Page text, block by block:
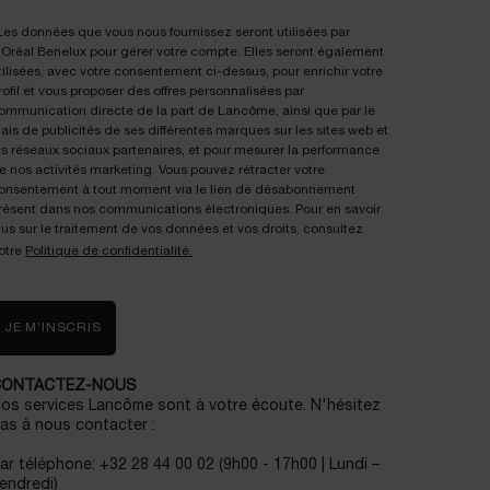
données que vous nous fournissez seront utilisées par
Benelux pour gérer votre compte. Elles seront également
avec votre consentement ci-dessus, pour enrichir votre
et vous proposer des offres personnalisées par
directe de la part de Lancôme, ainsi que par le
de publicités de ses différentes marques sur les sites web et
réseaux sociaux partenaires, et pour mesurer la performance
nos activités marketing. Vous pouvez rétracter votre
à tout moment via le lien de désabonnement
dans nos communications électroniques. Pour en savoir
sur le traitement de vos données et vos droits, consultez
Politique de confidentialité.
JE M’INSCRIS
NOUS
services Lancôme sont à votre écoute. N'hésitez
à nous contacter :
téléphone: +32 28 44 00 02 (9h00 - 17h00 | Lundi –